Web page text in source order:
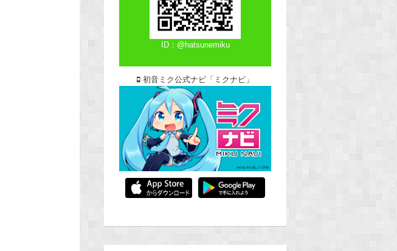
ID：@hatsunemiku
初音ミク公式ナビ「ミクナビ」